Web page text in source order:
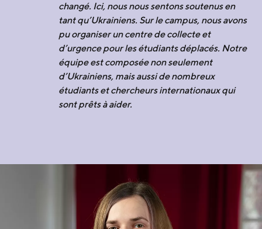
changé. Ici, nous nous sentons soutenus en
tant qu’Ukrainiens. Sur le campus, nous avons
pu organiser un centre de collecte et
d’urgence pour les étudiants déplacés. Notre
équipe est composée non seulement
d’Ukrainiens, mais aussi de nombreux
étudiants et chercheurs internationaux qui
sont prêts à aider.